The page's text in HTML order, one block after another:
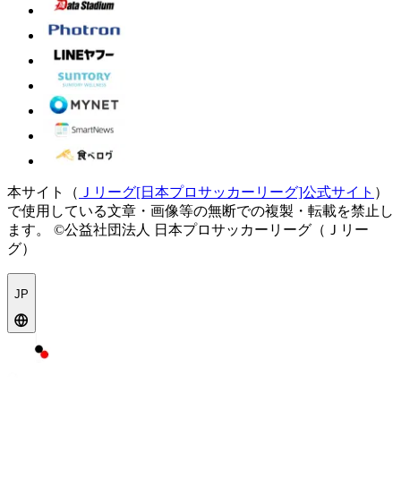
本サイト（ Ｊリーグ[日本プロサッカーリーグ]公式サイト ）
で使用している文章・画像等の無断での複製・転載を禁止し
ます。
©公益社団法人 日本プロサッカーリーグ（Ｊリー
グ）
JP